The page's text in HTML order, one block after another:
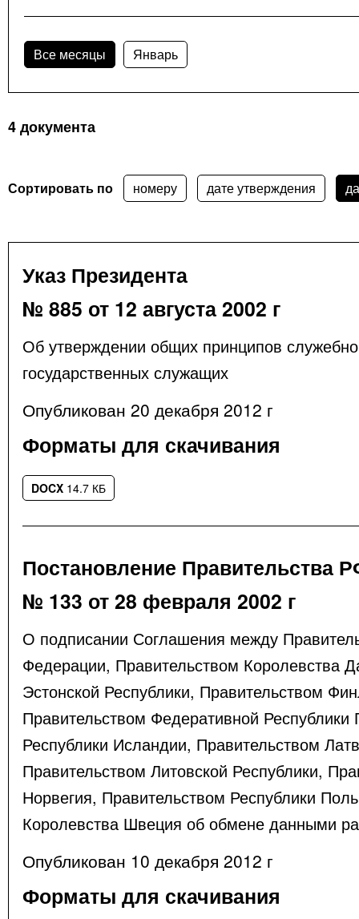
Все месяцы Январь
4 документа
Сортировать по номеру дате утверждения
Указ Президента
№ 885 от 12 августа 2002 г
Об утверждении общих принципов
государственных служащих
Опубликован 20 декабря 2012 г
Форматы для скачивания
DOCX 14.7 КБ
Постановление Правительства
№ 133 от 28 февраля 2002 г
О подписании Соглашения между
Федерации, Правительством Королевства
Эстонской Республики, Правительством
Правительством Федеративной
Республики Исландии, Правительством
Правительством Литовской Республики,
Норвегия, Правительством Республики
Королевства Швеция об обмене данными
Опубликован 10 декабря 2012 г
Форматы для скачивания